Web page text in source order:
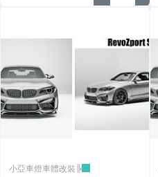
小亞車燈車體改裝╠